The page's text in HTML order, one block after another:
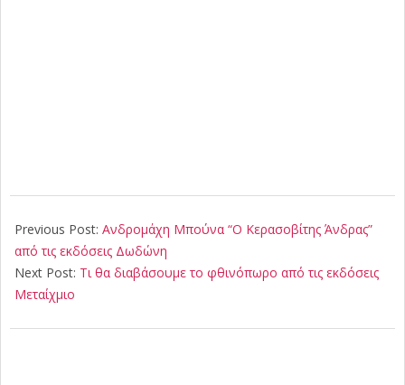
07-
30
Previous Post: Ανδρομάχη Μπούνα “Ο Κερασοβίτης Άνδρας”
από τις εκδόσεις Δωδώνη
Next Post: Τι θα διαβάσουμε το φθινόπωρο από τις εκδόσεις
Μεταίχμιο